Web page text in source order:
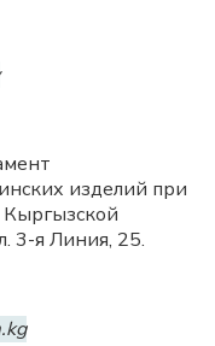
изделий при
3-я Линия, 25.